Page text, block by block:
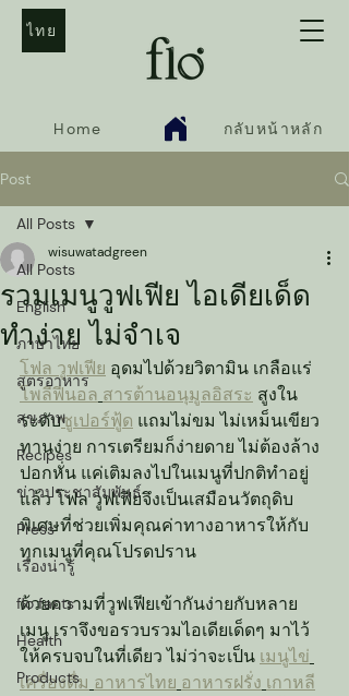
ไทย
Home กลับหน้าหลัก
Post
All Posts
English
ภาษาไทย
สูตรอาหาร
สุขภาพ
Recipes
ข่าวประชาสัมพันธ์
Press
เรื่องน่ารู้
flo facts
Health
Products
All Posts
รวมเมนูวูฟเฟีย ไอเดียเด็ด
ทำง่าย ไม่จำเจ
wisuwatadgreen
โฟล วูฟเฟีย อุดมไปด้วยวิตามิน เกลือแร่
โพลีฟีนอล สารต้านอนุมูลอิสระ สูงใน
ระดับซูเปอร์ฟู้ด แถมไม่ขม ไม่เหม็นเขียว
ทานง่าย การเตรียมก็ง่ายดาย ไม่ต้องล้าง
ปอกหั่น แค่เติมลงไปในเมนูที่ปกติทำอยู่
แล้ว โฟล วูฟเฟียจึงเป็นเสมือนวัตถุดิบ
พิเศษที่ช่วยเพิ่มคุณค่าทางอาหารให้กับ
ทุกเมนูที่คุณโปรดปราน
ด้วยความที่วูฟเฟียเข้ากันง่ายกับหลาย
เมนู เราจึงขอรวบรวมไอเดียเด็ดๆ มาไว้
ให้ครบจบในที่เดียว ไม่ว่าจะเป็น เมนูไข่
เครื่องดื่ม อาหารไทย อาหารฝรั่ง เกาหลี